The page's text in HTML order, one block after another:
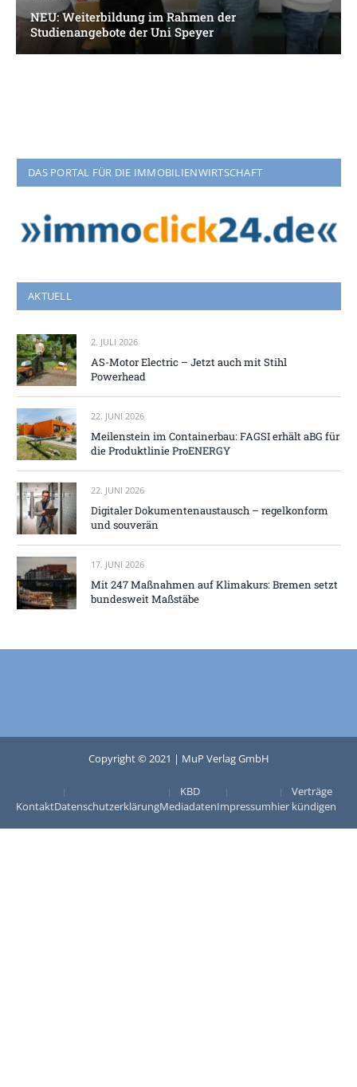
NEU: Weiterbildung im Rahmen der
Studienangebote der Uni Speyer
DAS PORTAL FÜR DIE IMMOBILIENWIRTSCHAFT
AKTUELL
2. JULI 2026
AS-Motor Electric – Jetzt auch mit Stihl
Powerhead
22. JUNI 2026
Meilenstein im Containerbau: FAGSI erhält aBG für
die Produktlinie ProENERGY
22. JUNI 2026
Digitaler Dokumentenaustausch – regelkonform
und souverän
17. JUNI 2026
Mit 247 Maßnahmen auf Klimakurs: Bremen setzt
bundesweit Maßstäbe
Copyright © 2021 | MuP Verlag GmbH
KontaktDatenschutzerklärung
KBD
MediadatenImpressum
Verträge
hier kündigen